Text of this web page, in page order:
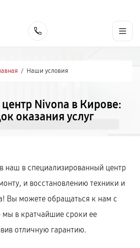
/ Наши условия
Nivona в Кирове:
оказания услуг
наш в специализированный центр
и восстановлению техники и
Вы можете обращаться к нам с
в кратчайшие сроки ее
отличную гарантию.